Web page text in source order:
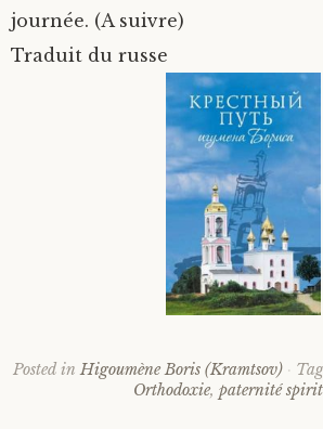
journée. (A suivre)
Traduit du russe
Posted inHigoumène Boris (Kramtsov)
Orthodoxie, paternité